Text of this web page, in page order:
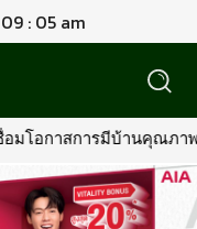
: 05 am
เติบโตพื้นที่ EEC•พรู